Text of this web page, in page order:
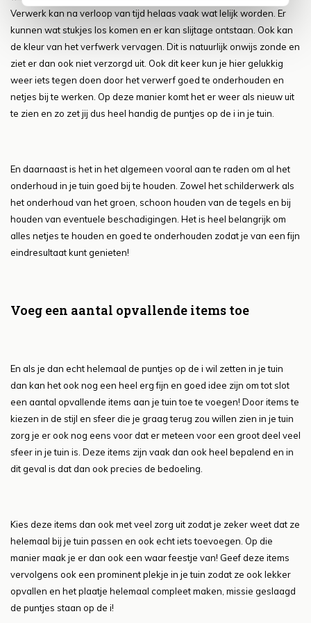
Verwerk kan na verloop van tijd helaas vaak wat lelijk worden. Er
kunnen wat stukjes los komen en er kan slijtage ontstaan. Ook kan
de kleur van het verfwerk vervagen. Dit is natuurlijk onwijs zonde en
ziet er dan ook niet verzorgd uit. Ook dit keer kun je hier gelukkig
weer iets tegen doen door het verwerf goed te onderhouden en
netjes bij te werken. Op deze manier komt het er weer als nieuw uit
te zien en zo zet jij dus heel handig de puntjes op de i in je tuin.
En daarnaast is het in het algemeen vooral aan te raden om al het
onderhoud in je tuin goed bij te houden. Zowel het schilderwerk als
het onderhoud van het groen, schoon houden van de tegels en bij
houden van eventuele beschadigingen. Het is heel belangrijk om
alles netjes te houden en goed te onderhouden zodat je van een fijn
eindresultaat kunt genieten!
Voeg een aantal opvallende items toe
En als je dan echt helemaal de puntjes op de i wil zetten in je tuin
dan kan het ook nog een heel erg fijn en goed idee zijn om tot slot
een aantal opvallende items aan je tuin toe te voegen! Door items te
kiezen in de stijl en sfeer die je graag terug zou willen zien in je tuin
zorg je er ook nog eens voor dat er meteen voor een groot deel veel
sfeer in je tuin is. Deze items zijn vaak dan ook heel bepalend en in
dit geval is dat dan ook precies de bedoeling.
Kies deze items dan ook met veel zorg uit zodat je zeker weet dat ze
helemaal bij je tuin passen en ook echt iets toevoegen. Op die
manier maak je er dan ook een waar feestje van! Geef deze items
vervolgens ook een prominent plekje in je tuin zodat ze ook lekker
opvallen en het plaatje helemaal compleet maken, missie geslaagd
de puntjes staan op de i!